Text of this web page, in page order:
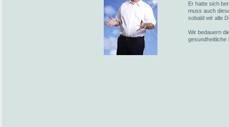
Er hatte sich
muss auch
sobald wir alle
Wir bedauern
gesundheitliche